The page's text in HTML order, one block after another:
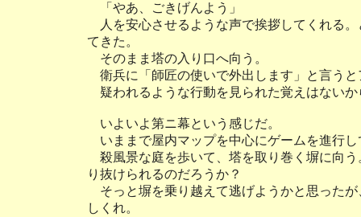
「やあ、ごきげんよう」
人を安心させるような声で挨拶してくれる
てきた。
そのまま塔の入り口へ向う。
衛兵に「師匠の使いで外出します」と言う
疑われるような行動を見られた覚えはないか
いよいよ第ニ幕という感じだ。
いままで屋内マップを中心にゲームを進行
殺風景な庭を歩いて、塔を取り巻く塀に向
り抜けられるのだろうか？
そっと塀を乗り越えて逃げようかと思った
しくれ。